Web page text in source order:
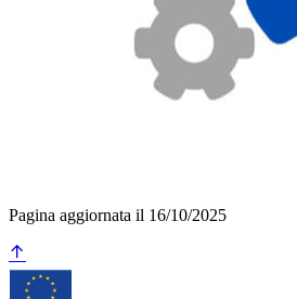
Pagina aggiornata il 16/10/2025